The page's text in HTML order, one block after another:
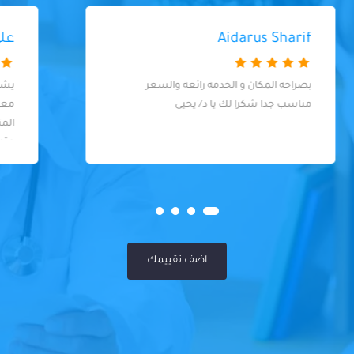
علي صالح
يشهد الله انوة من افضل الدكاترة في
معاملتوة واحتراموة الي الأمراض ومتابعتوة
في احد كل الأمراض عندوة سوي سيه
اضف تقييمك